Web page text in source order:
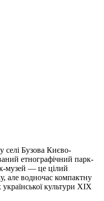
селі Бузова Києво-
етнографічний парк-
музей — це цілий
але водночас компактну
культури XIX